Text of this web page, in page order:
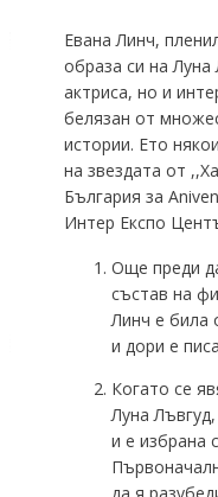
Евана Линч,
образа си на
актриса, но и
белязан от
истории. Ето
на звездата от
България за
Интер Експо
Още преди
състав на
Линч е била
и дори е
Когато се
Луна
и е избрана